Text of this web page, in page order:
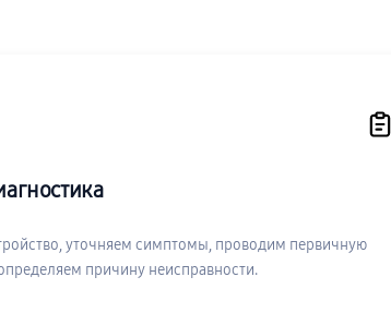
уточняем симптомы, проводим первичную
причину неисправности.